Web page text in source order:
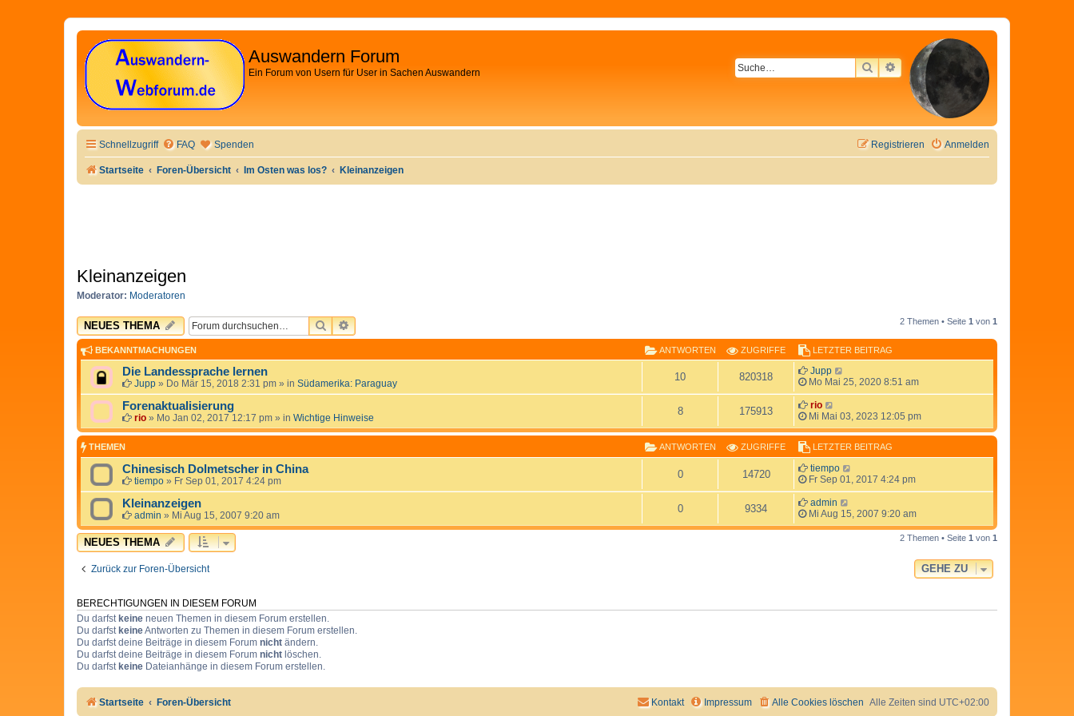
Auswandern Forum
Ein Forum von Usern für User in Sachen Auswandern SUCHEERWEITERTE SUCHE
Schnellzugriff FAQ Spenden Anmelden
Registrieren
Startseite Foren-Übersicht Im Osten was los? Kleinanzeigen
Kleinanzeigen
Moderator: Moderatoren
NEUES THEMA SUCHEERWEITERTE SUCHE 2 Themen • Seite 1 von 1
BEKANNTMACHUNGEN ANTWORTEN ZUGRIFFE LETZTER BEITRAG
Die Landessprache lernen
Jupp » Do Mär 15, 2018 2:31 pm » in Südamerika: Paraguay
10 820318
Jupp
Mo Mai 25, 2020 8:51 am
Forenaktualisierung
rio » Mo Jan 02, 2017 12:17 pm » in Wichtige Hinweise
8 175913
rio
Mi Mai 03, 2023 12:05 pm
THEMEN ANTWORTEN ZUGRIFFE LETZTER BEITRAG
Chinesisch Dolmetscher in China
tiempo » Fr Sep 01, 2017 4:24 pm
0 14720
tiempo
Fr Sep 01, 2017 4:24 pm
Kleinanzeigen
admin » Mi Aug 15, 2007 9:20 am
0 9334
admin
Mi Aug 15, 2007 9:20 am
NEUES THEMA 2 Themen • Seite 1 von 1
Zurück zur Foren-Übersicht GEHE ZU
BERECHTIGUNGEN IN DIESEM FORUM
Du darfstkeine neuen Themen in diesem Forum erstellen.
Du darfstkeineAntworten zu Themen in diesem Forum erstellen.
Du darfst deine Beiträge in diesem Forum nicht ändern.
Du darfst deine Beiträge in diesem Forum nicht löschen.
Du darfstkeine Dateianhänge in diesem Forum erstellen.
Startseite Foren-Übersicht Alle Zeiten sind UTC+02:00
Alle Cookies löschen
Impressum
Kontakt